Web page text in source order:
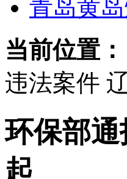
青岛黄
当前位置：
违法案件
环保部
起